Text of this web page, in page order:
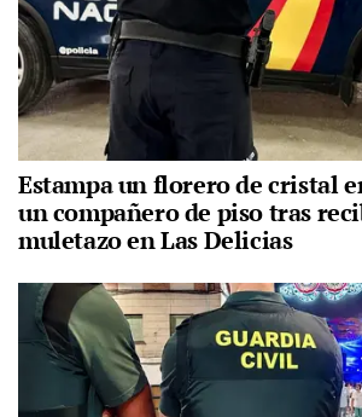
Estampa un florero de cristal
un compañero de piso tras
muletazo en Las Delicias